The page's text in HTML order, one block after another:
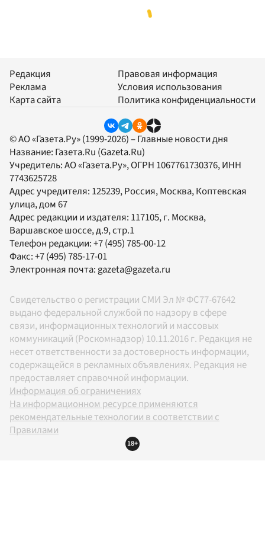
Редакция
Реклама
Карта сайта
Правовая информация
Условия использования
Политика конфиденциальности
© АО «Газета.Ру» (1999-2026) – Главные новости дня
Название: Газета.Ru (Gazeta.Ru)
Учредитель:АО «Газета.Ру», ОГРН 1067761730376, ИНН
7743625728
Адрес учредителя: 125239, Россия, Москва, Коптевская
улица, дом 67
Адрес редакции и издателя: 117105, г. Москва,
Варшавское шоссе, д.9, стр.1
Телефон редакции:+7 (495) 785-00-12
Факс:+7 (495) 785-17-01
Электронная почта:gazeta@gazeta.ru
Свидетельство о регистрации СМИ Эл № ФС77-67642
выдано федеральной службой по надзору в сфере
связи, информационных технологий и массовых
коммуникаций (Роскомнадзор) 10.11.2016 г. Редакция не
несет ответственности за достоверность информации,
содержащейся в рекламных объявлениях. Редакция не
предоставляет справочной информации.
Информация об ограничениях
На информационном ресурсе применяются
рекомендательные технологии в соответствии с
Правилами
18+